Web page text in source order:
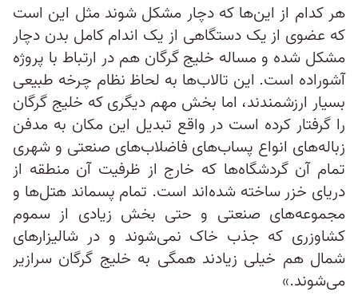
هر کدام از این‌ها که دچار مشکل شوند مثل این است
که عضوی از یک دستگاهی از یک اندام کامل بدن دچار
مشکل شده و مساله خلیج گرگان هم در ارتباط با پروژه
آشوراده است. این تالاب‌ها به لحاظ نظام چرخه طبیعی
بسیار ارزشمندند، اما بخش مهم دیگری که خلیج گرگان
را گرفتار کرده است در واقع تبدیل این مکان به مدفن
زباله‌های انواع پساب‌های فاضلاب‌های صنعتی و شهری
تمام آن گردشگاه‌ها که خارج از ظرفیت آن منطقه از
دریای خزر ساخته شده‌اند است. تمام پسماند هتل‌ها و
مجموعه‌های صنعتی و حتی بخش زیادی از سموم
کشاوزری که جذب خاک نمی‌شوند و در شالیزار‌های
شمال هم خیلی زیادند همگی به خلیج گرگان سرازیر
می‌شوند.»